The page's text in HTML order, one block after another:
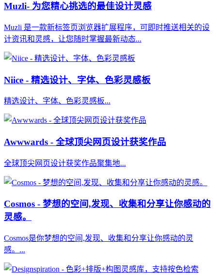
Muzli- 为您精心挑选的最佳设计灵感
Muzli 是一款新标签页浏览器扩展程序，可即时推送相关的设
计资讯和灵感，让您随时掌握最新动态...
Niice - 精选设计、字体、色彩灵感板
精选设计、字体、色彩灵感板...
Awwwards - 全球顶尖网页设计获奖作品
全球顶尖网页设计获奖作品聚集地...
Cosmos - 梦想的空间,发现、收集和分享让你感动的
灵感。
Cosmos是你梦想的空间,发现、收集和分享让你感动的灵
感。...